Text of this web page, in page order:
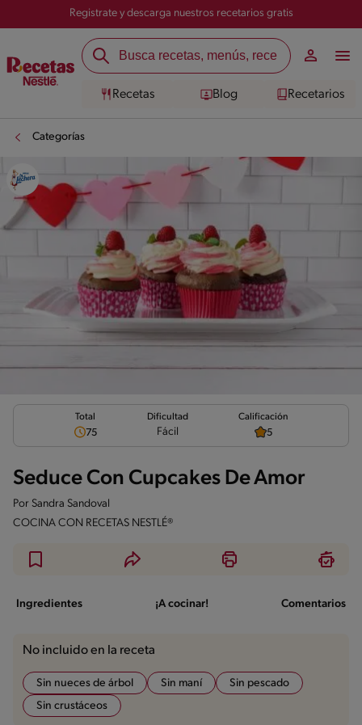
Registrate y descarga nuestros recetarios gratis
Recetas Blog Recetarios
Categorías
Total
75
Dificultad
Fácil
Calificación
5
Seduce Con Cupcakes De Amor
Por Sandra Sandoval
COCINA CON RECETAS NESTLÉ®
Ingredientes ¡A cocinar! Comentarios
No incluido en la receta
Sin nueces de árbol Sin maní
Sin pescado
Sin crustáceos